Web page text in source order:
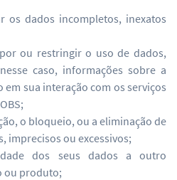
os dados incompletos, inexatos
ou restringir o uso de dados,
caso, informações sobre a
em sua interação com os serviços
o bloqueio, ou a eliminação de
imprecisos ou excessivos;
dos seus dados a outro
ou produto;